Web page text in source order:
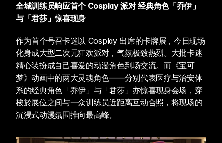
全城训练员响应首个 Cosplay 派对 经典角色「乔伊」
与「君莎」惊喜现身
作为首个号召卡迷以 Cosplay 出席的卡牌展，今日现场
化身成大型二次元狂欢派对，气氛极致热烈。大批卡迷
精心装扮成自己喜爱的动漫角色到场交流。而《宝可
梦》动画中的两大灵魂角色——分别代表医疗与治安体
系的经典角色「乔伊」与「君莎」亦惊喜现身会场，穿
梭於展位之间与一众训练员近距离互动合照，将现场的
沉浸式动漫氛围推向最高峰。